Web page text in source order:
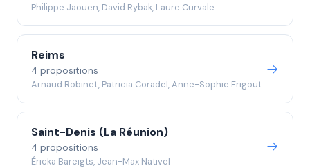
Philippe Jaouen, David Rybak, Laure Curvale
Reims
4 propositions
Arnaud Robinet, Patricia Coradel, Anne-Sophie Frigout
Saint-Denis (La Réunion)
4 propositions
Éricka Bareigts, Jean-Max Nativel